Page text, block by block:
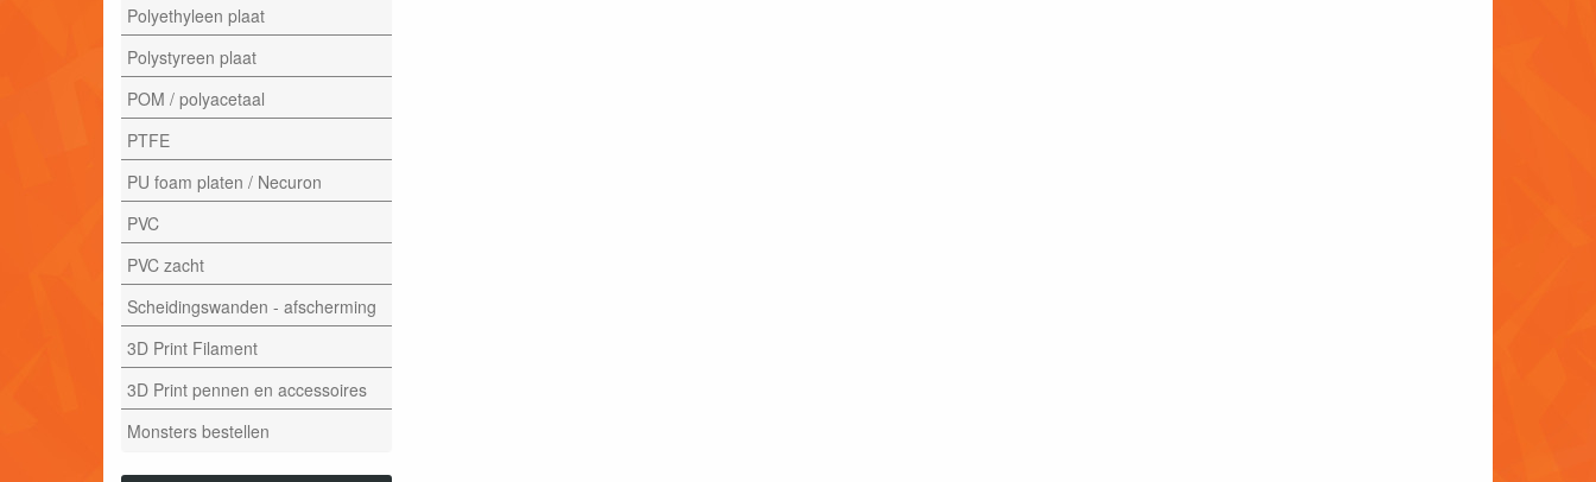
Polyethyleen plaat
Polystyreen plaat
POM / polyacetaal
PTFE
PU foam platen / Necuron
PVC
PVC zacht
Scheidingswanden - afscherming
3D Print Filament
3D Print pennen en accessoires
Monsters bestellen